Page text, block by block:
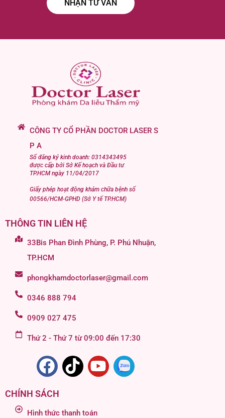
CÔNG TY CỔ PHẦN DOCTOR LASER S
P A
Số đăng ký kinh doanh: 0314343495
được cấp bởi Sở Kế hoạch và Đầu tư
TP.HCM ngày 11/04/2017
Giấy phép hoạt động khám chữa bệnh số
00566/HCM-GPHD (Sở Y tế TP.HCM)
THÔNG TIN LIÊN HỆ
33Bis Phan Đình Phùng, P. Phú Nhuận,
TP.HCM
phongkhamdoctorlaser@gmail.com
0346 888 794
0909 027 475
Thứ 2 - Thứ 7 từ 09:00 đến 17:30
CHÍNH SÁCH
Hình thức thanh toán